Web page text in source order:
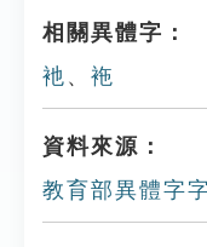
相關異體字：
衪 、 袘
資料來源：
教育部異體字